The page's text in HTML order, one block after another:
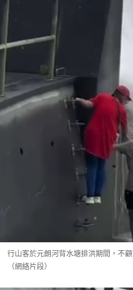
行山客於元朗河背水塘排洪期間，不
（網絡片段）